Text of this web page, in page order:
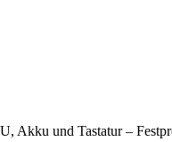
Akku und Tastatur –